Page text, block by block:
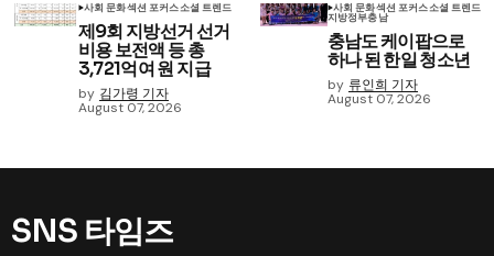
사회 문화섹션 포커스소셜 트렌드
제9회 지방선거 선거
비용 보전액 등 총
3,721억여 원 지급
by 김가령 기자
August 07, 2026
사회 문화섹션 포커스소셜 트렌드
지방정부충남
충남도 케이팝으로
하나 된 한일 청소년
by 류인희 기자
August 07, 2026
SNS 타임즈